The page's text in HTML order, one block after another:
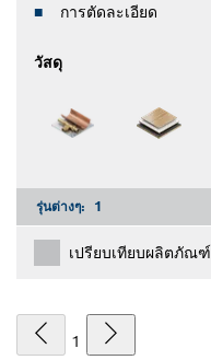
การตัดละเอียด
วัสดุ
รุ่นต่างๆ: 1
เปรียบเทียบผลิตภัณฑ์
1